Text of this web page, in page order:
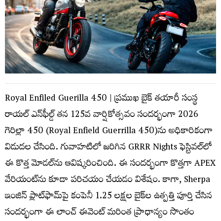
Royal Enfiled Guerilla 450 | ప్రముఖ బైక్ తయారీ సంస్థ
రాయల్ ఎన్‌ఫీల్డ్ తన 125వ వార్షికోత్సవం సందర్భంగా 2026
గెరిల్లా 450 (Royal Enfield Guerrilla 450)ను అధికారికంగా
విడుదల చేసింది. గువాహటిలో జరిగిన GRRR Nights ఫెస్టివల్‌లో
ఈ కొత్త మోడల్‌ను ఆవిష్కరించింది. ఈ సందర్భంగా కొత్తగా APEX
వేరియంట్‌ను కూడా పరిచయం చేయడం విశేషం. కాగా, Sherpa
ఇంజిన్ ప్లాట్‌ఫామ్‌పై కంపెనీ 1.25 లక్షల బైక్‌ల ఉత్పత్తి పూర్తి చేసిన
సందర్భంగా ఈ లాంచ్ ఈవెంట్ మరింత ప్రాధాన్యం సొంతం